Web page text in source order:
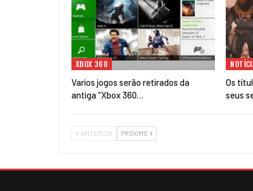
XBOX 360
Varios jogos serão retirados da
antiga “Xbox 360…
Os
seus
ANTERIOR PRÓXIMO